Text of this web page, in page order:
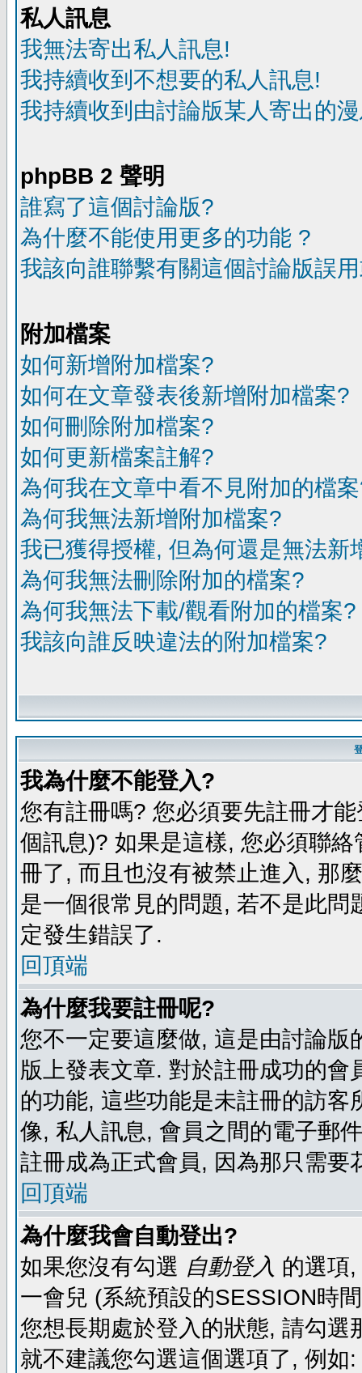
私人訊息
我無法寄出私人訊息!
我持續收到不想要的私人訊息!
我持續收到由討論版某人寄出的
phpBB 2 聲明
誰寫了這個討論版?
為什麼不能使用更多的功能 ?
我該向誰聯繫有關這個討論版誤
附加檔案
如何新增附加檔案?
如何在文章發表後新增附加檔案?
如何刪除附加檔案?
如何更新檔案註解?
為何我在文章中看不見附加的檔
為何我無法新增附加檔案?
我已獲得授權, 但為何還是無法新
為何我無法刪除附加的檔案?
為何我無法下載/觀看附加的檔案?
我該向誰反映違法的附加檔案?
我為什麼不能登入?
您有註冊嗎? 您必須要先註冊才
個訊息)? 如果是這樣, 您必須聯
冊了, 而且也沒有被禁止進入, 那
是一個很常見的問題, 若不是此
定發生錯誤了.
回頂端
為什麼我要註冊呢?
您不一定要這麼做, 這是由討論
版上發表文章. 對於註冊成功的
的功能, 這些功能是未註冊的訪
像, 私人訊息, 會員之間的電子郵
註冊成為正式會員, 因為那只需要
回頂端
為什麼我會自動登出?
如果您沒有勾選 自動登入 的選項
一會兒 (系統預設的SESSION時
您想長期處於登入的狀態, 請勾
就不建議您勾選這個選項了, 例